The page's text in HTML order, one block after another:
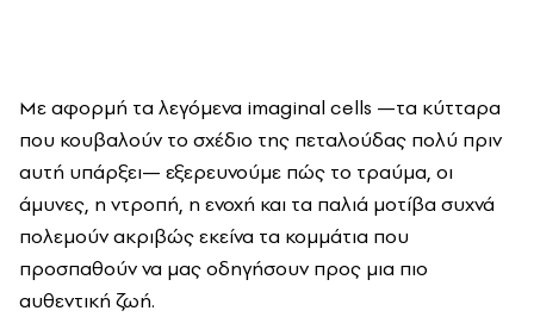
Με αφορμή τα λεγόμενα imaginal cells —τα κύτταρα
που κουβαλούν το σχέδιο της πεταλούδας πολύ πριν
αυτή υπάρξει— εξερευνούμε πώς το τραύμα, οι
άμυνες, η ντροπή, η ενοχή και τα παλιά μοτίβα συχνά
πολεμούν ακριβώς εκείνα τα κομμάτια που
προσπαθούν να μας οδηγήσουν προς μια πιο
αυθεντική ζωή.